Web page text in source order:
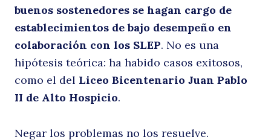
buenos sostenedores se hagan cargo de
establecimientos de bajo desempeño en
colaboración con los SLEP. No es una
hipótesis teórica: ha habido casos exitosos,
como el del Liceo Bicentenario Juan Pablo
II de Alto Hospicio.
Negar los problemas no los resuelve.